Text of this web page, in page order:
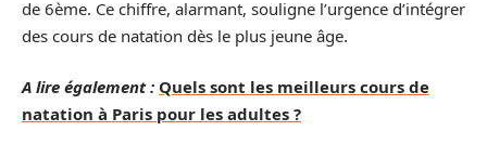
de 6ème. Ce chiffre, alarmant, souligne l’urgence d’intégrer
des cours de natation dès le plus jeune âge.
A lire également : Quels sont les meilleurs cours de
natation à Paris pour les adultes ?